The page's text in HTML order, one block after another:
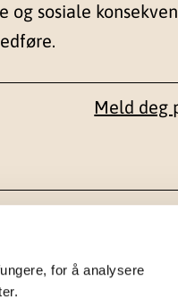
for å analysere
og sosiale
Meld deg